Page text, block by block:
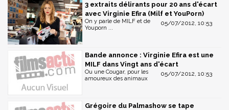
3 extraits délirants pour 20 ans d'écart
avec Virginie Efira (Milf et YouPorn)
05/07/2012, 10:53
On y parle de MILF et de
Youporn ...
Bande annonce : Virginie Efira est une
MILF dans Vingt ans d'écart
05/07/2012, 10:53
Ou une Cougar, pour les
amoureux des animaux
Grégoire du Palmashow se tape